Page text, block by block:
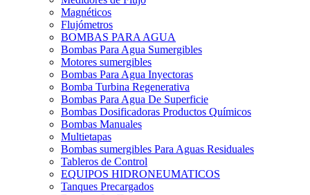
Magnéticos
Flujómetros
BOMBAS PARA AGUA
Bombas Para Agua Sumergibles
Motores sumergibles
Bombas Para Agua Inyectoras
Bomba Turbina Regenerativa
Bombas Para Agua De Superficie
Bombas Dosificadoras Productos Químicos
Bombas Manuales
Multietapas
Bombas sumergibles Para Aguas Residuales
Tableros de Control
EQUIPOS HIDRONEUMATICOS
Tanques Precargados